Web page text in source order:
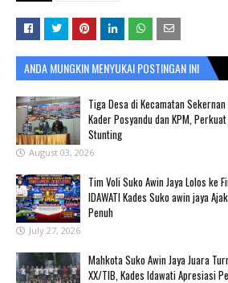
ANDA MUNGKIN MENYUKAI POSTINGAN INI
Tiga Desa di Kecamatan
Kader Posyandu dan KPM,
Stunting
August 03, 2026
Tim Voli Suko Awin Jaya Lolos ke
IDAWATI Kades Suko awin jaya
Penuh
July 27, 2026
Mahkota Suko Awin Jaya Juara
XX/TIB, Kades Idawati Apresiasi